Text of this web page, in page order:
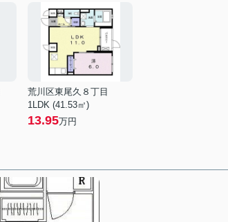
荒川区東尾久８丁目
1LDK (41.53㎡)
13.95万円